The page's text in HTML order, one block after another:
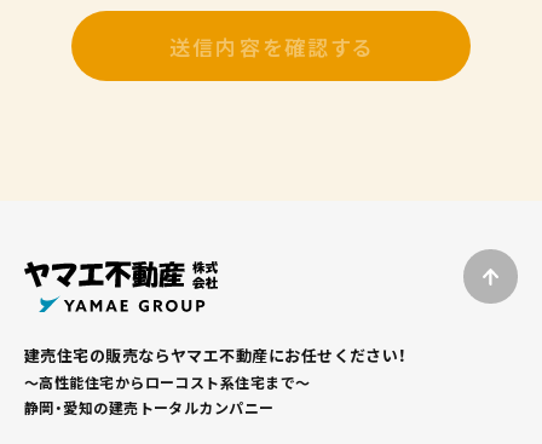
建売住宅の販売ならヤマエ不動産にお任せください！
～高性能住宅からローコスト系住宅まで～
静岡・愛知の建売トータルカンパニー